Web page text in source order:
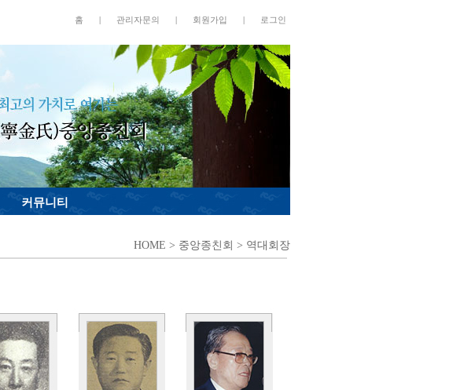
로그인
|
회원가입
|
관리자문의
|
홈
커뮤니티
HOME > 중앙종친회 > 역대회장